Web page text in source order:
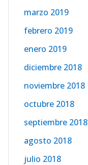
marzo 2019
febrero 2019
enero 2019
diciembre 2018
noviembre 2018
octubre 2018
septiembre 2018
agosto 2018
julio 2018